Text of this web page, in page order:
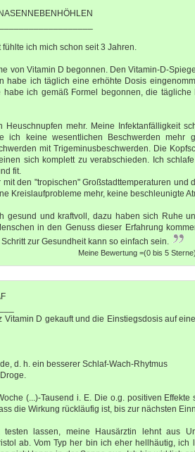
ich mich schon seit 3 Jahren.
von Vitamin D begonnen. Den Vitamin-D-
habe ich täglich eine erhöhte Dosis
ich gemäß Formel begonnen, die tägliche
mehr. Meine Infektanfälligkeit
ich keine wesentlichen Beschwerden mehr
mit Trigeminusbeschwerden. Die
sich komplett zu verabschieden. Ich
fit.
den "tropischen" Großstadttemperaturen und
Kreislaufprobleme mehr, keine beschleunigte
gesund und kraftvoll, dazu haben sich Ruhe
in den Genuss dieser Erfahrung
zur Gesundheit kann so einfach sein.
Meine Bewertung =(0 bis 5
D gekauft und die Einstiegsdosis auf
d. h. ein besserer Schlaf-Wach-Rhytmus
(...)-Tausend i. E. Die o.g. positiven Effekte
die Wirkung rückläufig ist, bis zur nächsten
lassen, meine Hausärztin lehnt aus
ab. Vom Typ her bin ich eher hellhäutig, ich